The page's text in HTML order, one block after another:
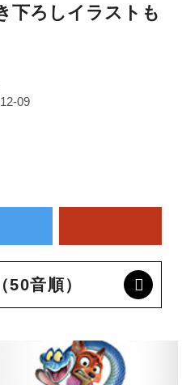
下ろしイラストも
50音順）